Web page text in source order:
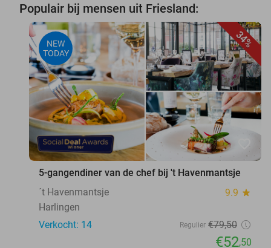
Populair bij mensen uit Friesland:
34%
NEW
TODAY
favorite_border
5-gangendiner van de chef bij 't Havenmantsje
´t Havenmantsje
9.9 star
Harlingen
Verkocht: 14
Regulier €79,50
€52,50